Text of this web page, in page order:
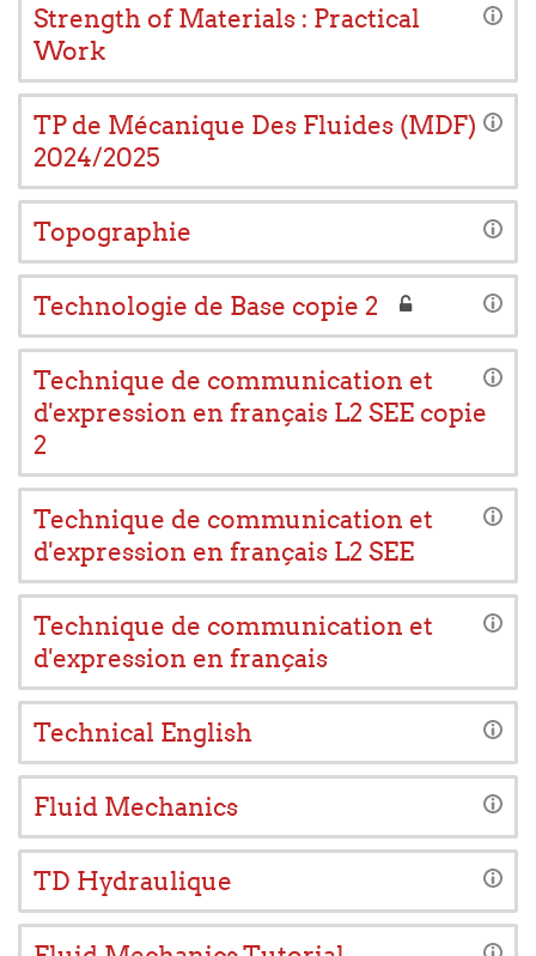
Strength of Materials : Practical
Work
TP de Mécanique Des Fluides (MDF)
2024/2025
Topographie
Technologie de Base copie 2
Technique de communication et
d'expression en français L2 SEE copie
2
Technique de communication et
d'expression en français L2 SEE
Technique de communication et
d'expression en français
Technical English
Fluid Mechanics
TD Hydraulique